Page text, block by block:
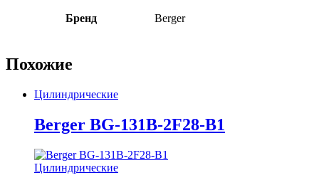
Бренд Berger
Похожие
Цилиндрические
Berger BG-131B-2F28-B1
Цилиндрические